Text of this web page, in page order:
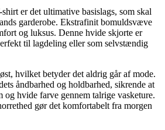
shirt er det ultimative basislags, som skal
garderobe. Ekstrafinit bomuldsvæve
og luksus. Denne hvide skjorte er
til lagdeling eller som selvstændig
hvilket betyder det aldrig går af mode.
åndbarhed og holdbarhed, sikrende at
og hvide farve gennem talrige vasketure.
gør det komfortabelt fra morgen